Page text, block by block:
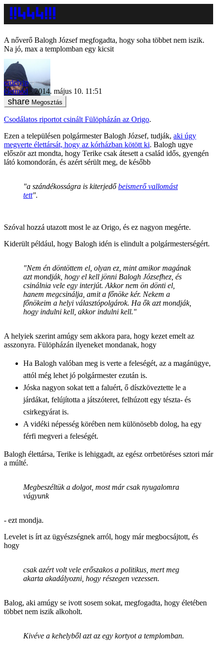
A nőverő Balogh József megfogadta, hogy soha többet nem iszik.
Na jó, max a templomban egy kicsit
erdelyip
életmód
2014. május 10. 11:51
Megosztás
Csodálatos riportot csinált Fülöpházán az Origo.
Ezen a településen polgármester Balogh József, tudják, aki úgy
megverte élettársát, hogy az kórházban kötött ki. Balogh ugye
először azt mondta, hogy Terike csak átesett a család idős, gyengén
látó komondorán, és azért sérült meg, de később
"a szándékosságra is kiterjedőbeismerő vallomást
tett".
Szóval hozzá utazott most le az Origo, és ez nagyon megérte.
Kiderült például, hogy Balogh idén is elindult a polgármesterségért.
"Nem én döntöttem el, olyan ez, mint amikor magának
azt mondják, hogy el kell jönni Balogh Józsefhez, és
csinálnia vele egy interjút. Akkor nem ön dönti el,
hanem megcsinálja, amit a főnöke kér. Nekem a
főnökeim a helyi választópolgárok. Ha ők azt mondják,
hogy indulni kell, akkor indulni kell."
A helyiek szerint amúgy sem akkora para, hogy kezet emelt az
asszonyra. Fülöpházán ilyeneket mondanak, hogy
Ha Balogh valóban meg is verte a feleségét, az a magánügye,
attól még lehet jó polgármester ezután is.
Jóska nagyon sokat tett a faluért, ő díszköveztette le a
járdákat, felújította a játszóteret, felhúzott egy tészta- és
csirkegyárat is.
A vidéki népesség körében nem különösebb dolog, ha egy
férfi megveri a feleségét.
Balogh élettársa, Terike is lehiggadt, az egész orrbetöréses sztori már
a múlté.
Megbeszéltük a dolgot, most már csak nyugalomra
vágyunk
- ezt mondja.
Levelet is írt az ügyészségnek arról, hogy már megbocsájtott, és
hogy
csak azért volt vele erőszakos a politikus, mert meg
akarta akadályozni, hogy részegen vezessen.
Balog, aki amúgy se ivott sosem sokat, megfogadta, hogy életében
többet nem iszik alkoholt.
Kivéve a kehelyből azt az egy kortyot a templomban.